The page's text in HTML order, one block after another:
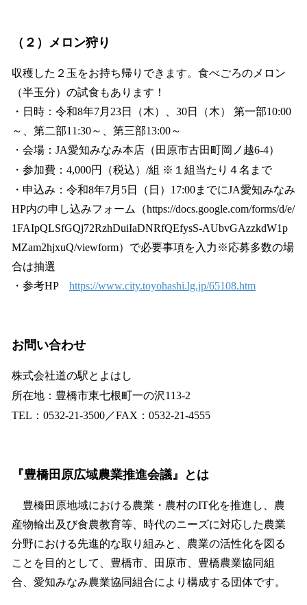
（２）メロン狩り
収穫した２玉をお持ち帰りできます。食べごろのメロン
（半玉分）の試食もあります！
・日時：令和8年7月23日（木）、30日（木） 第一部10:00
～、第二部11:30～、第三部13:00～
・会場：JA愛知みなみ本店（田原市古田町岡ノ越6-4）
・参加費：4,000円（税込）/組 ※１組当たり４名まで
・申込み：令和8年7月5日（日）17:00までにJA愛知みなみ
HP内の申し込みフォーム（https://docs.google.com/forms/d/e/
1FAIpQLSfGQj72RzhDuiIaDNRfQEfysS-AUbvGAzzkdW1p
MZam2hjxuQ/viewform）で必要事項を入力※応募多数の場
合は抽選
・参考HP https://www.city.toyohashi.lg.jp/65108.htm
お問い合わせ
株式会社道の駅とよはし
所在地：豊橋市東七根町一の沢113-2
TEL：0532-21-3500／FAX：0532-21-4555
『豊橋田原広域農業推進会議』とは
豊橋田原地域における農業・農村のIT化を推進し、農
産物輸出及び食農教育等、時代のニーズに対応した農業
分野における先進的な取り組みと、農業の活性化を図る
ことを目的として、豊橋市、田原市、豊橋農業協同組
合、愛知みなみ農業協同組合により構成する団体です。